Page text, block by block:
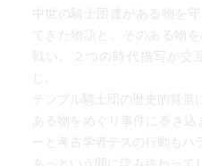
中世の騎士団達がある物を
てきた物語と、そのある物
戦い。２つの時代描写が交
テンプル騎士団の歴史的背景
ある物をめぐり事件に巻き
ーと考古学者テスの行動もハ